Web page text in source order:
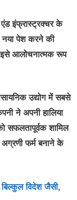
इंफ्रास्ट्रक्चर के
पेश करने की
इसे आलोचनात्मक रूप
उद्योग में सबसे
ने अपनी हालिया
सफलतापूर्वक शामिल
फर्म बनाने के
विदेश जैसी,